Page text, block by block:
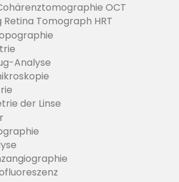
OCT
Retina Tomograph HRT
Analyse
der Linse